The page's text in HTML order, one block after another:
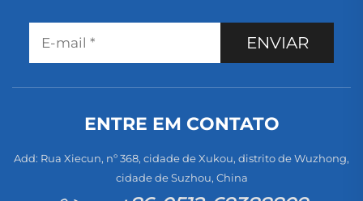
ENVIAR
ENTRE EM CONTATO
Add: Rua Xiecun, nº 368, cidade de Xukou, distrito de Wuzhong,
cidade de Suzhou, China